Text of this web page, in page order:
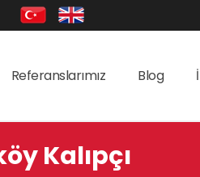
Referanslarımız Blog
Kalıpçı